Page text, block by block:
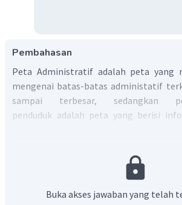
Pembahasan
Peta Administratif adalah peta yang
mengenai batas-batas administatif
sampai terbesar, sedangkan
penduduk adalah peta yang berisi
Jadi, jawaban yang benar adalah C.
Buka akses jawaban yang telah